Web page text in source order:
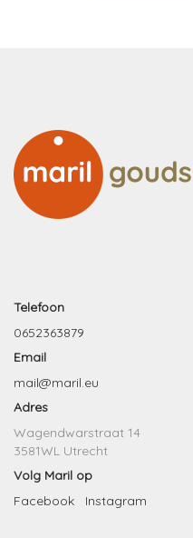
Telefoon
0652363879
Email
mail@maril.eu
Adres
Wagendwarstraat 14
3581WL Utrecht
Volg Maril op
Facebook
Instagram